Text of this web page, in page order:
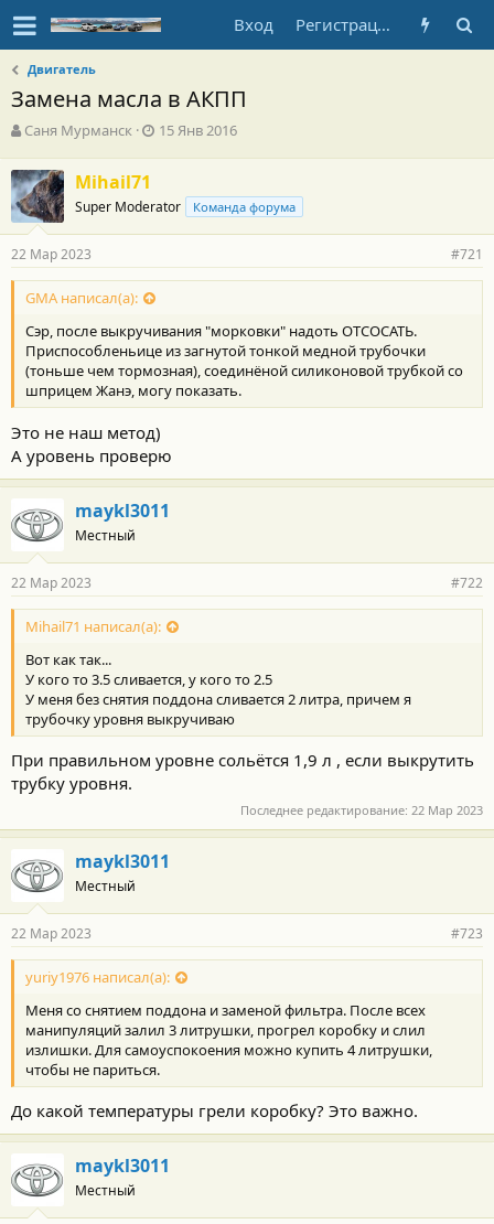
Вход Регистрация
Двигатель
Замена масла в АКПП
А
т
о
р
т
е
м
ы
Саня Мурманск
Д
н
а
л
15 Янв 2016
Mihail71
Super Moderator Команда форума
22 Мар 2023 #721
GMA написал(а):
Сэр, после выкручивания "морковки" надоть ОТСОСАТЬ.
Приспособленьице из загнутой тонкой медной трубочки
(тоньше чем тормозная), соединёной силиконовой трубкой со
шприцем Жанэ, могу показать.
Это не наш метод)
А уровень проверю
maykl3011
Местный
22 Мар 2023 #722
Mihail71 написал(а):
Вот как так...
У кого то 3.5 сливается, у кого то 2.5
У меня без снятия поддона сливается 2 литра, причем я
трубочку уровня выкручиваю
При правильном уровне сольётся 1,9 л , если выкрутить
трубку уровня.
Последнее редактирование: 22 Мар 2023
maykl3011
Местный
22 Мар 2023 #723
yuriy1976 написал(а):
Меня со снятием поддона и заменой фильтра. После всех
манипуляций залил 3 литрушки, прогрел коробку и слил
излишки. Для самоуспокоения можно купить 4 литрушки,
чтобы не париться.
До какой температуры грели коробку? Это важно.
maykl3011
Местный